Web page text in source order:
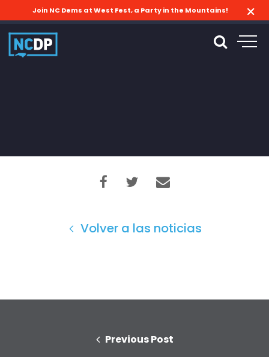
Join NC Dems at West Fest, a Party in the Mountains!
Volver a las noticias
Previous Post